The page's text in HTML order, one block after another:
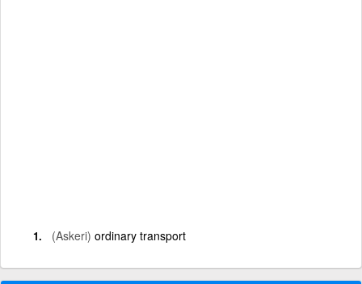
(Askeri) ordinary transport